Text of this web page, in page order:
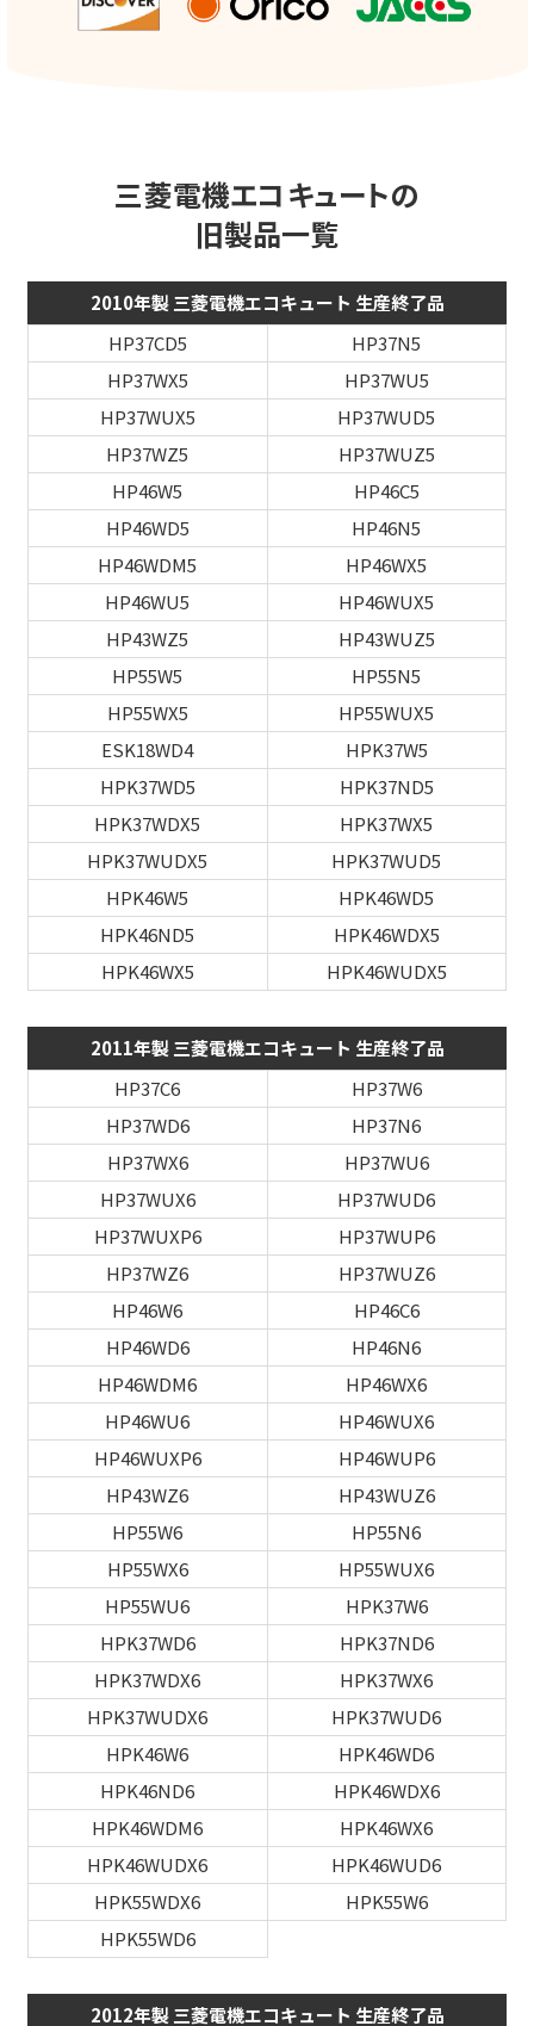
三菱電機エコキュートの
旧製品一覧
2010年製 三菱電機エコキュート 生産終了品
HP37CD5
HP37N5
HP37WX5
HP37WU5
HP37WUX5
HP37WUD5
HP37WZ5
HP37WUZ5
HP46W5
HP46C5
HP46WD5
HP46N5
HP46WDM5
HP46WX5
HP46WU5
HP46WUX5
HP43WZ5
HP43WUZ5
HP55W5
HP55N5
HP55WX5
HP55WUX5
ESK18WD4
HPK37W5
HPK37WD5
HPK37ND5
HPK37WDX5
HPK37WX5
HPK37WUDX5
HPK37WUD5
HPK46W5
HPK46WD5
HPK46ND5
HPK46WDX5
HPK46WX5
HPK46WUDX5
2011年製 三菱電機エコキュート 生産終了品
HP37C6
HP37W6
HP37WD6
HP37N6
HP37WX6
HP37WU6
HP37WUX6
HP37WUD6
HP37WUXP6
HP37WUP6
HP37WZ6
HP37WUZ6
HP46W6
HP46C6
HP46WD6
HP46N6
HP46WDM6
HP46WX6
HP46WU6
HP46WUX6
HP46WUXP6
HP46WUP6
HP43WZ6
HP43WUZ6
HP55W6
HP55N6
HP55WX6
HP55WUX6
HP55WU6
HPK37W6
HPK37WD6
HPK37ND6
HPK37WDX6
HPK37WX6
HPK37WUDX6
HPK37WUD6
HPK46W6
HPK46WD6
HPK46ND6
HPK46WDX6
HPK46WDM6
HPK46WX6
HPK46WUDX6
HPK46WUD6
HPK55WDX6
HPK55W6
HPK55WD6
2012年製 三菱電機エコキュート 生産終了品